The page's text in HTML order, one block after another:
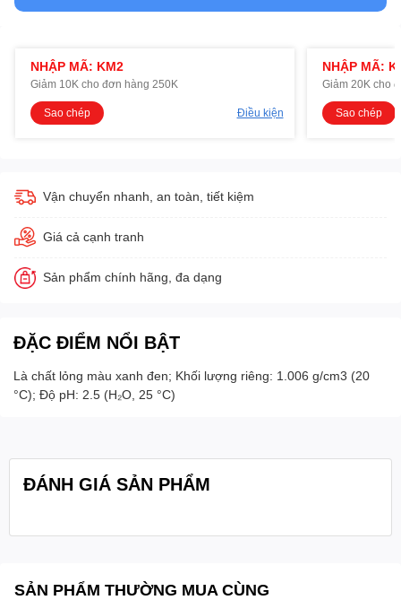
NHẬP MÃ: KM2
Giảm 10K cho đơn hàng 250K
Sao chép Điều kiện
NHẬP MÃ:
Giảm 20K cho
Sao chép
Vận chuyển nhanh, an toàn, tiết kiệm
Giá cả cạnh tranh
Sản phẩm chính hãng, đa dạng
ĐẶC ĐIỂM NỔI BẬT
Là chất lỏng màu xanh đen; Khối lượng riêng: 1.006 g/cm3 (20
°C); Độ pH: 2.5 (H₂O, 25 °C)
ĐÁNH GIÁ SẢN PHẨM
SẢN PHẨM THƯỜNG MUA CÙNG